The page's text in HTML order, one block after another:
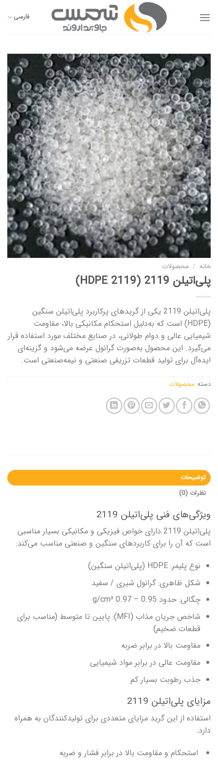
فارسی
خانه / محصولات
پلی‌اتیلن 2119 (HDPE 2119)
پلی‌اتیلن 2119 یکی از گریدهای پرکاربرد پلی‌اتیلن سنگین
(HDPE) است که به‌دلیل استحکام مکانیکی بالا، مقاومت
شیمیایی عالی و دوام طولانی، در صنایع مختلف مورد استفاده قرار
می‌گیرد. این محصول به‌صورت گرانول عرضه می‌شود و گزینه‌ای
ایده‌آل برای تولید قطعات تزریقی صنعتی و نیمه‌صنعتی است.
دسته: محصولات
توضیحات
نظرات (0)
ویژگی‌های فنی پلی‌اتیلن 2119
پلی‌اتیلن 2119 دارای خواص فیزیکی و مکانیکی بسیار مناسبی
است که آن را برای کاربردهای سنگین و صنعتی مناسب می‌کند:
نوع پلیمر: HDPE (پلی‌اتیلن سنگین)
شکل ظاهری: گرانول شیری / سفید
چگالی: حدود 0.95 – 0.97 g/cm³
شاخص جریان مذاب (MFI): پایین تا متوسط (مناسب برای
قطعات ضخیم)
مقاومت بالا در برابر ضربه
مقاومت عالی در برابر مواد شیمیایی
جذب رطوبت بسیار کم
مزایای پلی‌اتیلن 2119
استفاده از این گرید مزایای متعددی برای تولیدکنندگان به همراه
دارد:
استحکام و مقاومت بالا در برابر فشار و ضربه